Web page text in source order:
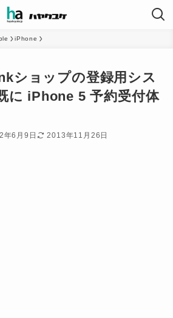
iPhone
ショップの登録用シス
に iPhone 5 予約受付体
年6月9日 2013年11月26日